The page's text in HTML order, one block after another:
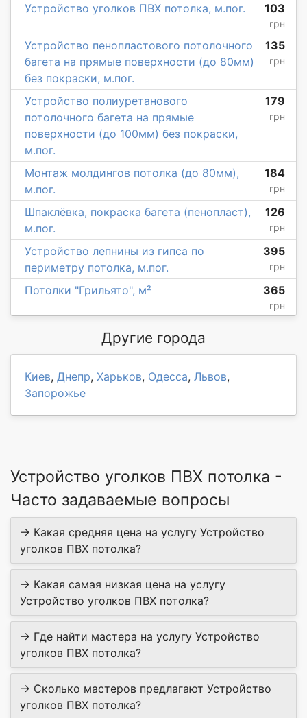
Устройство уголков ПВХ потолка, м.пог. 103
грн
Устройство пенопластового потолочного
багета на прямые поверхности (до 80мм)
без покраски, м.пог.
135
грн
Устройство полиуретанового
потолочного багета на прямые
поверхности (до 100мм) без покраски,
м.пог.
179
грн
Монтаж молдингов потолка (до 80мм),
м.пог.
184
грн
Шпаклёвка, покраска багета (пенопласт),
м.пог.
126
грн
Устройство лепнины из гипса по
периметру потолка, м.пог.
395
грн
Потолки "Грильято", м² 365
грн
Другие города
Киев, Днепр, Харьков, Одесса, Львов,
Запорожье
Устройство уголков ПВХ потолка -
Часто задаваемые вопросы
→ Какая средняя цена на услугу Устройство
уголков ПВХ потолка?
→ Какая самая низкая цена на услугу
Устройство уголков ПВХ потолка?
→ Где найти мастера на услугу Устройство
уголков ПВХ потолка?
→ Сколько мастеров предлагают Устройство
уголков ПВХ потолка?